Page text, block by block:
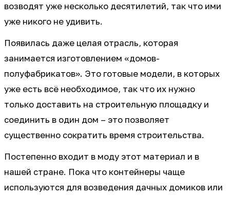
возводят уже несколько десятилетий, так что ими
уже никого не удивить.
Появилась даже целая отрасль, которая
занимается изготовлением «домов-
полуфабрикатов». Это готовые модели, в которых
уже есть всё необходимое, так что их нужно
только доставить на строительную площадку и
соединить в один дом – это позволяет
существенно сократить время строительства.
Постепенно входит в моду этот материал и в
нашей стране. Пока что контейнеры чаще
используются для возведения дачных домиков или